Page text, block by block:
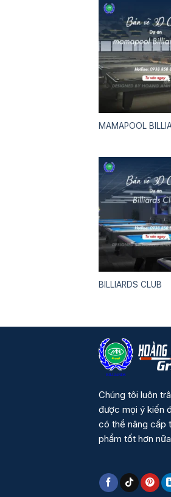
MAMAPOOL
BILLIARDS CLUB
Chúng tôi luôn
được mọi ý kiến
có thể nâng cấp
phẩm tốt hơn